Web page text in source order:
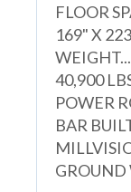
FLOOR
169" X
40,900
POWER
BAR
GROUND